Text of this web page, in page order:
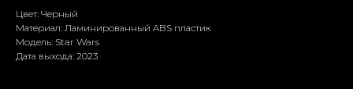
Цвет: Черный
Материал: Ламиниpoванный ABS пластик
Модель: Star Wars
Дата выхода: 2023